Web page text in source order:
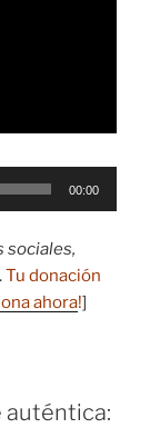
00:00
sociales,
.Tu donación
ahora!]
auténtica: